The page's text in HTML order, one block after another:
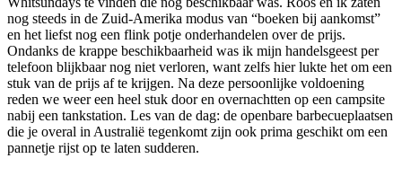
nog steeds in de Zuid-Amerika modus van “boeken bij aankomst”
en het liefst nog een flink potje onderhandelen over de prijs.
Ondanks de krappe beschikbaarheid was ik mijn handelsgeest per
telefoon blijkbaar nog niet verloren, want zelfs hier lukte het om een
stuk van de prijs af te krijgen. Na deze persoonlijke voldoening
reden we weer een heel stuk door en overnachtten op een campsite
nabij een tankstation. Les van de dag: de openbare barbecueplaatsen
die je overal in Australië tegenkomt zijn ook prima geschikt om een
pannetje rijst op te laten sudderen.